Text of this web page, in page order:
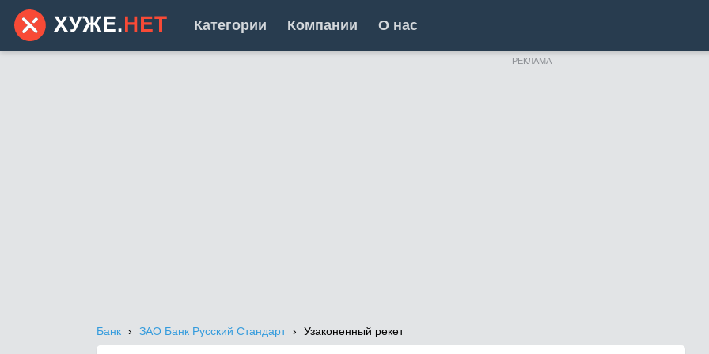
Категории Компании О нас
РЕКЛАМА
Банк ЗАО Банк Русский Стандарт Узаконенный рекет